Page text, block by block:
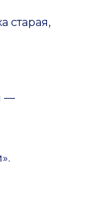
старая,
—